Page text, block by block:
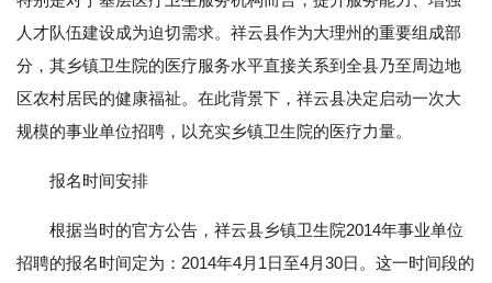
人才队伍建设成为迫切需求。祥云县作为大理州的重要组成部
分，其乡镇卫生院的医疗服务水平直接关系到全县乃至周边地
区农村居民的健康福祉。在此背景下，祥云县决定启动一次大
规模的事业单位招聘，以充实乡镇卫生院的医疗力量。
报名时间安排
根据当时的官方公告，祥云县乡镇卫生院2014年事业单位
招聘的报名时间定为：2014年4月1日至4月30日。这一时间段的